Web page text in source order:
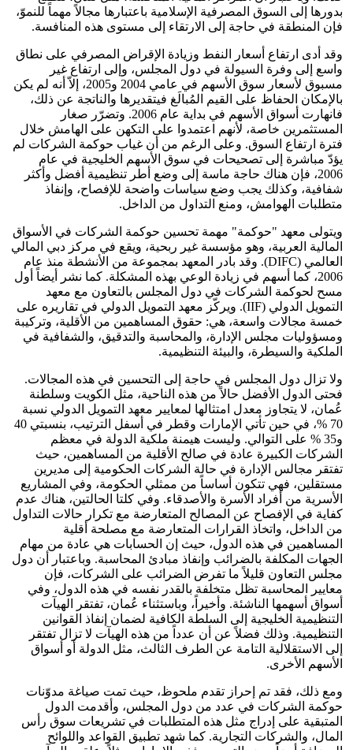
بدورها إلى السوق المصرفية الإسلامية باعتبارها مجالاً مهماً للنموّ،
فإن المنطقة في حاجة إلى الارتقاء إلى مستوى هذه المنافسة.
وقد أدى ارتفاع أسعار النفط وزيادة الإقراض المصرفي على نطاق
واسع إلى وفرة السيولة في دول المجلس، وإلى ارتفاع غير
مسبوق لأسعار سوق الأسهم في عامي 2004 و2005، إلاّ أنه لم يكن
بالإمكان الحفاظ على القيم المُبالَغ فيتقديرها والناتجة عن ذلك،
فانهارت أسواق الأسهم في بداية عام 2006. وتضرّر صغار
المستثمرين خاصة، لأنهم اعتمدوا على التكهن على الهامش خلال
فترة ارتفاع السوق. وعلى الرغم من أن غياب حوكمة الشركات لم
يؤدّ مباشرة إلى تصحيحات في سوق الأسهم الخليجية في عام
2006، فإن هناك حاجة ماسة إلى وضع أطر تنظيمية أفضل وأكثر
شفافية، وكذلك يجب وضع سياسات واضحة للإفصاح، وإنفاذ
متطلبات الهوامش، ومنع التداول من الداخل.
ويتولى معهد "حوكمة" مهمة تحسين حوكمة الشركات في الأسواق
المالية العربية، وهو مؤسسة غير ربحية، ويقع في مركز دبي المالي
العالمي (DIFC). وقد بادر المعهد بمجموعة من الأنشطة منذ عام
2006، كما أسهم في زيادة الوعي بهذه المشكلة. كما نشر أيضاً أول
مسح لحوكمة الشركات في دول المجلس بالتعاون مع معهد
التمويل الدولي (IIF). ويركّز معهد التمويل الدولي في تقاريره على
خمسة مجالات واسعة، هي: حقوق المساهمين من الأقلية، وتركيبة
ومسؤوليات مجلس الإدارة، والمحاسبة والتدقيق، والشفافية في
الملكية والسيطرة، والبيئة التنظيمية.
ولا تزال دول المجلس في حاجة إلى التحسين في هذه المجالات.
فحتى الدول الأفضل حالاً من هذه الناحية، مثل الكويت وسلطنة
عُمان، لا يتجاوز معدل امتثالها لمعايير معهد التمويل الدولي نسبة
70 %، في حين تأتي الإمارات وقطر في أسفل الترتيب، بنسبتي 40
و35 % على التوالي. وليست هيمنة ملكية الدولة في معظم
الشركات الكبيرة عادة في صالح الأقلية من المساهمين، حيث
تفتقر مجالس الإدارة في حالة الشركات الحكومية إلى مديرين
مستقلين، فهي تتكون أساساً من ممثلي الحكومة، وفي المشاريع
الأسرية من أفراد الأسرة والأصدقاء. وفي كلتا الحالتين، هناك عدم
كفاية في الإفصاح عن المصالح المتعارضة مع تكرار حالات التداول
من الداخل، واتخاذ القرارات المتعارضة مع مصلحة أقلية
المساهمين في هذه الدول، حيث إن الحسابات هي عادة من مهام
الجهات المكلفة بالضرائب وإنفاذ مبادئ المحاسبة. وباعتبار أن دول
مجلس التعاون قليلاً ما تفرض الضرائب على الشركات، فإن
معايير المحاسبة تظل متخلفة بالقدر نفسه في هذه الدول، وفي
أسواق أسهمها الناشئة. وأخيراً، وباستثناء عُمان، تفتقر الهيآت
التنظيمية الخليجية إلى السلطة الكافية لضمان إنفاذ القوانين
التنظيمية. وذلك فضلاً عن أن عدداً من هذه الهيآت لا تزال تفتقر
إلى الاستقلالية التامة عن الطرف الثالث، مثل الدولة أو أسواق
الأسهم الأخرى.
ومع ذلك، فقد تم إحراز تقدم ملحوظ، حيث تمت صياغة مدوّنات
حوكمة الشركات في عدد من دول المجلس، وأقدمت الدول
المتبقية على إدراج مثل هذه المتطلبات في تشريعات سوق رأس
المال، والشركات التجارية. كما شهد تطبيق القواعد واللوائح